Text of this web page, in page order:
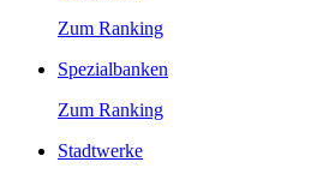
Zum Ranking
Spezialbanken
Zum Ranking
Stadtwerke